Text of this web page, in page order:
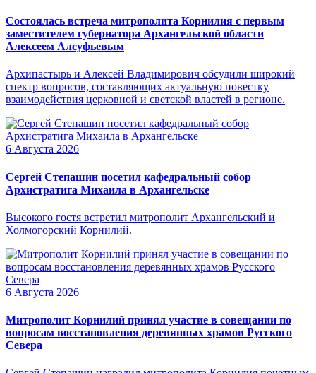
Состоялась встреча митрополита Корнилия с первым
заместителем губернатора Архангельской области
Алексеем Алсуфьевым
Архипастырь и Алексей Владимирович обсудили широкий
спектр вопросов, составляющих актуальную повестку
взаимодействия церковной и светской властей в регионе.
6 Августа 2026
Сергей Степашин посетил кафедральный собор
Архистратига Михаила в Архангельске
Высокого гостя встретил митрополит Архангельский и
Холмогорский Корнилий.
6 Августа 2026
Митрополит Корнилий принял участие в совещании по
вопросам восстановления деревянных храмов Русского
Севера